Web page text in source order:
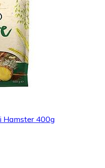
Hamster 400g